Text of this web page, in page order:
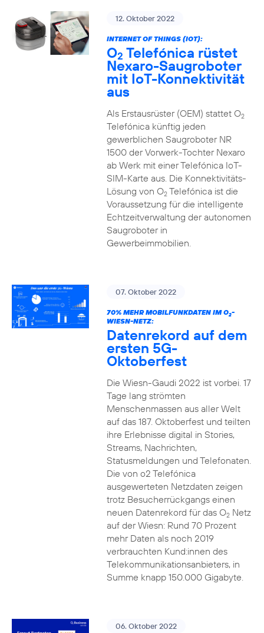
12. Oktober 2022
INTERNET OF THINGS (IOT):
O2 Telefónica rüstet
Nexaro-Saugroboter
mit IoT-Konnektivität
aus
Als Erstausrüster (OEM) stattet O2
Telefónica künftig jeden
gewerblichen Saugroboter NR
1500 der Vorwerk-Tochter Nexaro
ab Werk mit einer Telefónica IoT-
SIM-Karte aus. Die Konnektivitäts-
Lösung von O2Telefónica ist die
Voraussetzung für die intelligente
Echtzeitverwaltung der autonomen
Saugroboter in
Gewerbeimmobilien.
07. Oktober 2022
70% MEHR MOBILFUNKDATEN IM O2-
WIESN-NETZ:
Datenrekord auf dem
ersten 5G-
Oktoberfest
Die Wiesn-Gaudi 2022 ist vorbei. 17
Tage lang strömten
Menschenmassen aus aller Welt
auf das 187. Oktoberfest und teilten
ihre Erlebnisse digital in Stories,
Streams, Nachrichten,
Statusmeldungen und Telefonaten.
Die von o2 Telefónica
ausgewerteten Netzdaten zeigen
trotz Besucherrückgangs einen
neuen Datenrekord für das O2Netz
auf der Wiesn: Rund 70 Prozent
mehr Daten als noch 2019
verbrauchten Kund:innen des
Telekommunikationsanbieters, in
Summe knapp 150.000 Gigabyte.
06. Oktober 2022